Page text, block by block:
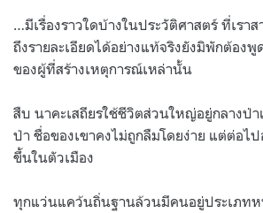
…มีเรื่องราวใดบ้างในประวัติศาสตร์ ที่เราส
ถึงรายละเอียดได้อย่างแท้จริงยังมิพักต้อง
ของผู้ที่สร้างเหตุการณ์เหล่านั้น
สืบ นาคะเสถียรใช้ชีวิตส่วนใหญ่อยู่กลางป่า
ป่า ชื่อของเขาคงไม่ถูกลืมโดยง่าย แต่ต่อไป
ขึ้นในตัวเมือง
ทุกแว่นแคว้นถิ่นฐานล้วนมีคนอยู่ประเภท